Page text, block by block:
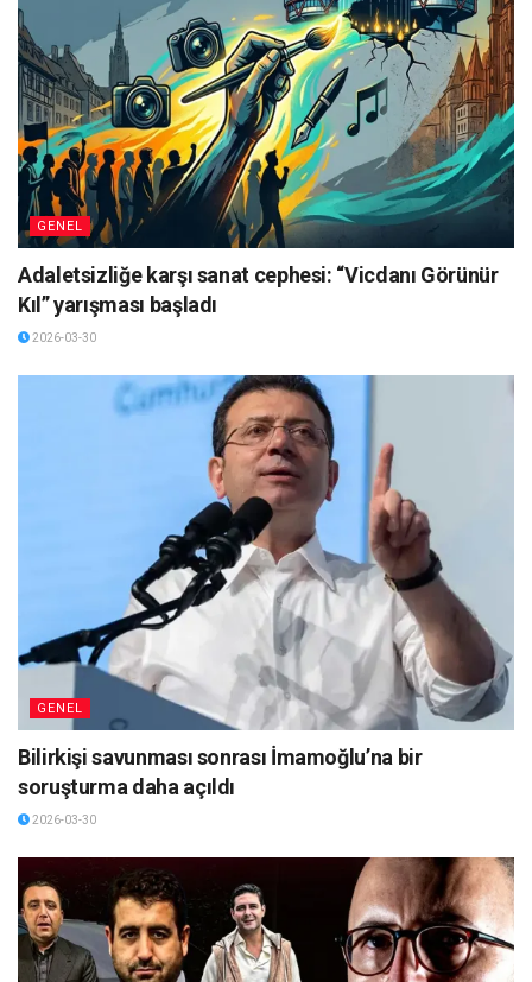
GENEL
Adaletsizliğe karşı sanat cephesi: “Vicdanı Görünür
Kıl” yarışması başladı
2026-03-30
GENEL
Bilirkişi savunması sonrası İmamoğlu’na bir
soruşturma daha açıldı
2026-03-30